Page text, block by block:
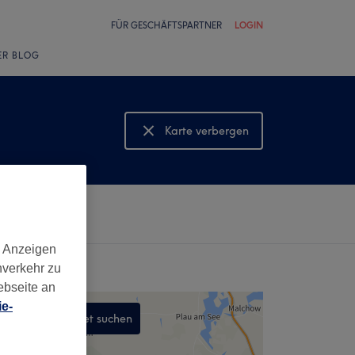
FÜR GESCHÄFTSPARTNER LOGIN
BLOG
Karte verbergen
Karte anzeigen
In diesem Gebiet suchen
zu
an